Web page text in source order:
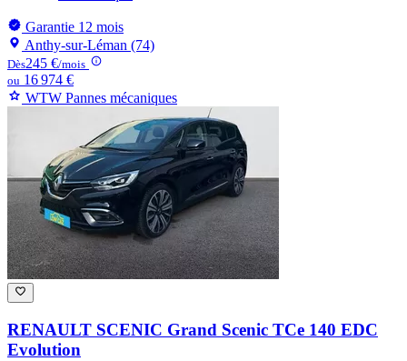
Garantie 12 mois
Anthy-sur-Léman (74)
Dès245 €/mois
ou 16 974 €
WTW Pannes mécaniques
RENAULT SCENIC Grand Scenic TCe 140 EDC
Evolution